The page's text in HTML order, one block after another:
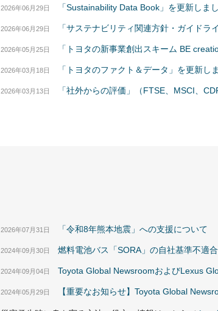
2026年06月29日 「Sustainability Data Book」を更新しま
2026年06月29日 「サステナビリティ関連方針・ガイド
2026年05月25日 「トヨタの新事業創出スキーム BE
2026年03月18日 「トヨタのファクト＆データ」を更新し
2026年03月13日 「社外からの評価」（FTSE、MSCI、
2026年07月31日 「令和8年熊本地震」への支援について
2024年09月30日 燃料電池バス「SORA」の自社基準不適
2024年09月04日 Toyota Global NewsroomおよびLexus
2024年05月29日 【重要なお知らせ】Toyota Global